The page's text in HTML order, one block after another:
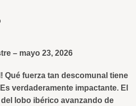
– mayo 23, 2026
Qué fuerza tan descomunal tiene
verdaderamente impactante. El
lobo ibérico avanzando de